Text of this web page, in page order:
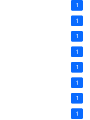
1
1
1
1
1
1
1
1